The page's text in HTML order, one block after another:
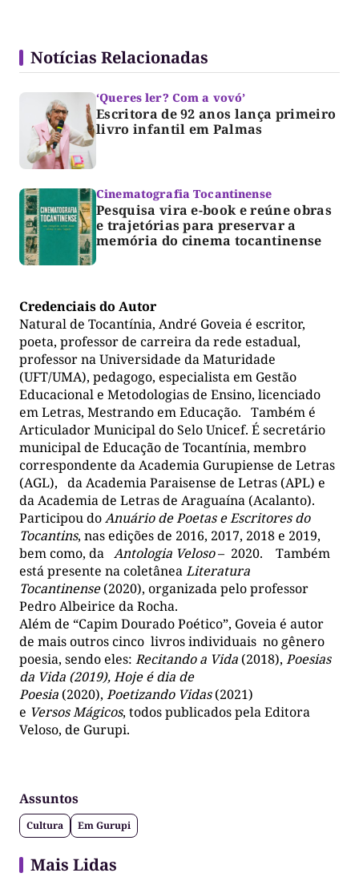
Notícias Relacionadas
‘Queres ler? Com a vovó’
Escritora de 92 anos lança primeiro
livro infantil em Palmas
Cinematografia Tocantinense
Pesquisa vira e-book e reúne obras
e trajetórias para preservar a
memória do cinema tocantinense
Credenciais do Autor
Natural de Tocantínia, André Goveia é escritor,
poeta, professor de carreira da rede estadual,
professor na Universidade da Maturidade
(UFT/UMA), pedagogo, especialista em Gestão
Educacional e Metodologias de Ensino, licenciado
em Letras, Mestrando em Educação. Também é
Articulador Municipal do Selo Unicef. É secretário
municipal de Educação de Tocantínia, membro
correspondente da Academia Gurupiense de Letras
(AGL), da Academia Paraisense de Letras (APL) e
da Academia de Letras de Araguaína (Acalanto).
Participou doAnuário de Poetas e Escritores do
Tocantins, nas edições de 2016, 2017, 2018 e 2019,
bem como, da Antologia Veloso– 2020. Também
está presente na coletâneaLiteratura
Tocantinense(2020), organizada pelo professor
Pedro Albeirice da Rocha.
Além de “Capim Dourado Poético”, Goveia é autor
de mais outros cinco livros individuais no gênero
poesia, sendo eles: Recitando a Vida (2018), Poesias
da Vida (2019),Hoje é dia de
Poesia (2020), Poetizando Vidas(2021)
e Versos Mágicos, todos publicados pela Editora
Veloso, de Gurupi.
Assuntos
Cultura Em Gurupi
Mais Lidas